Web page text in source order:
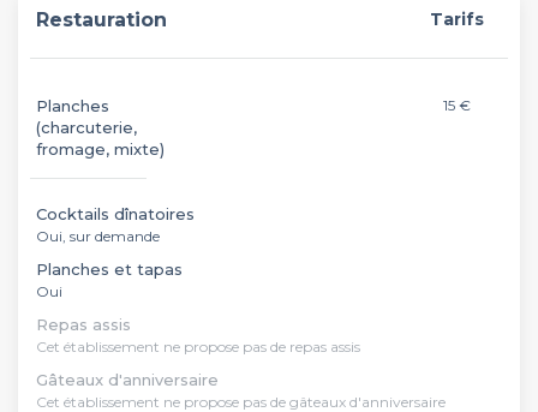
Restauration Tarifs
Planches
(charcuterie,
fromage, mixte)
15 €
Cocktails dînatoires
Oui, sur demande
Planches et tapas
Oui
Repas assis
Cet établissement ne propose pas de repas assis
Gâteaux d'anniversaire
Cet établissement ne propose pas de gâteaux d'anniversaire